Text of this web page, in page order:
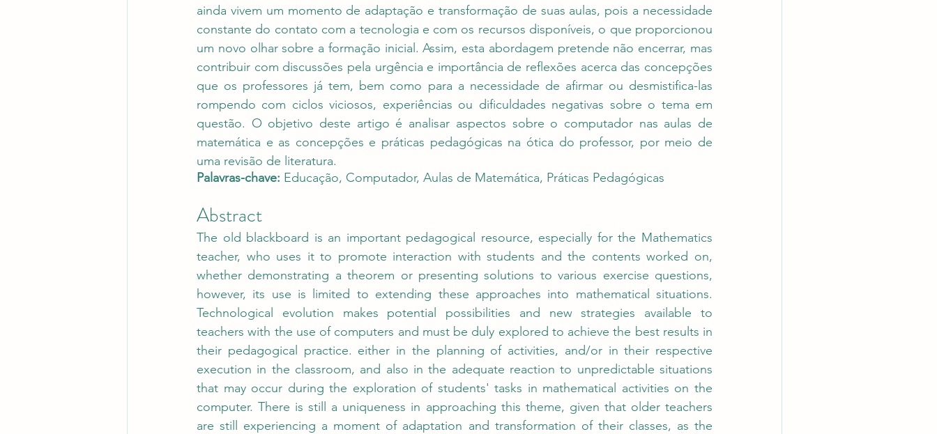
ainda vivem um momento de adaptação e transformação de suas aulas, pois a necessidade
constante do contato com a tecnologia e com os recursos disponíveis, o que proporcionou
um novo olhar sobre a formação inicial. Assim, esta abordagem pretende não encerrar, mas
contribuir com discussões pela urgência e importância de reflexões acerca das concepções
que os professores já tem, bem como para a necessidade de afirmar ou desmistifica-las
rompendo com ciclos viciosos, experiências ou dificuldades negativas sobre o tema em
questão. O objetivo deste artigo é analisar aspectos sobre o computador nas aulas de
matemática e as concepções e práticas pedagógicas na ótica do professor, por meio de
uma revisão de literatura.
Palavras-chave: Educação, Computador, Aulas de Matemática, Práticas Pedagógicas
Abstract
The old blackboard is an important pedagogical resource, especially for the Mathematics
teacher, who uses it to promote interaction with students and the contents worked on,
whether demonstrating a theorem or presenting solutions to various exercise questions,
however, its use is limited to extending these approaches into mathematical situations.
Technological evolution makes potential possibilities and new strategies available to
teachers with the use of computers and must be duly explored to achieve the best results in
their pedagogical practice. either in the planning of activities, and/or in their respective
execution in the classroom, and also in the adequate reaction to unpredictable situations
that may occur during the exploration of students' tasks in mathematical activities on the
computer. There is still a uniqueness in approaching this theme, given that older teachers
are still experiencing a moment of adaptation and transformation of their classes, as the